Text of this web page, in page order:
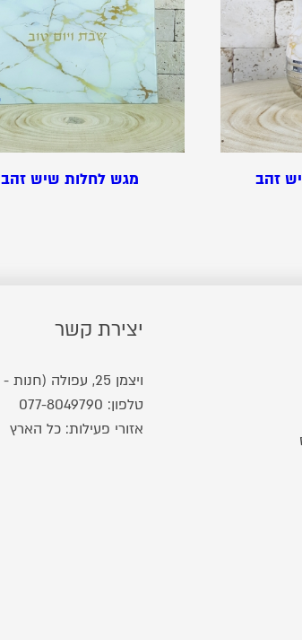
מגש לחלות שיש זהב זהב
יצירת קשר
ויצמן 25, עפולה (חנות - רקמת הנשיא)
טלפון: 077-8049790
אזורי פעילות: כל הארץ